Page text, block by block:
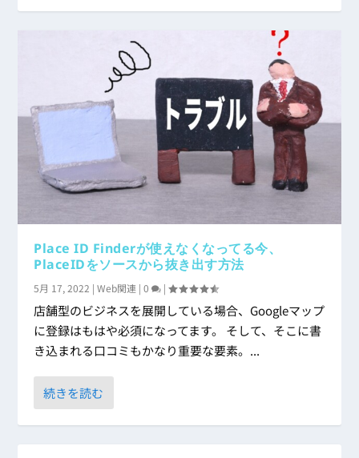
Place ID Finderが使えなくなってる今、
PlaceIDをソースから抜き出す方法
5月 17, 2022 |Web関連 |0 |
店舗型のビジネスを展開している場合、Googleマップ
に登録はもはや必須になってます。 そして、そこに書
き込まれる口コミもかなり重要な要素。...
続きを読む